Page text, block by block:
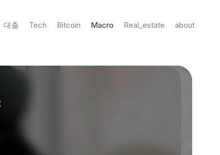
대출 Tech Bitcoin Macro Real_estate about